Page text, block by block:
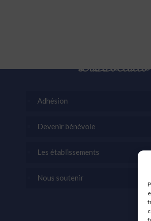
Adhésion
Devenir bénévole
Les établissements
Nous soutenir